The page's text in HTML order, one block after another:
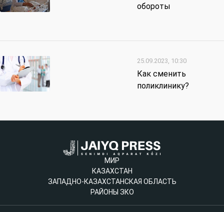
обороты
25.09.2023, 10:30
Как сменить
поликлинику?
МИР
КАЗАХСТАН
ЗАПАДНО-КАЗАХСТАНСКАЯ ОБЛАСТЬ
РАЙОНЫ ЗКО